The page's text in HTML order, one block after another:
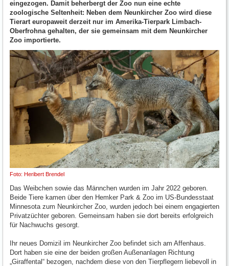
eingezogen. Damit beherbergt der Zoo nun eine echte
zoologische Seltenheit: Neben dem Neunkircher Zoo wird diese
Tierart europaweit derzeit nur im Amerika-Tierpark Limbach-
Oberfrohna gehalten, der sie gemeinsam mit dem Neunkircher
Zoo importierte.
Foto: Heribert Brendel
Das Weibchen sowie das Männchen wurden im Jahr 2022 geboren.
Beide Tiere kamen über den Hemker Park & Zoo im US-Bundesstaat
Minnesota zum Neunkircher Zoo, wurden jedoch bei einem engagierten
Privatzüchter geboren. Gemeinsam haben sie dort bereits erfolgreich
für Nachwuchs gesorgt.
Ihr neues Domizil im Neunkircher Zoo befindet sich am Affenhaus.
Dort haben sie eine der beiden großen Außenanlagen Richtung
„Giraffental“ bezogen, nachdem diese von den Tierpflegern liebevoll in